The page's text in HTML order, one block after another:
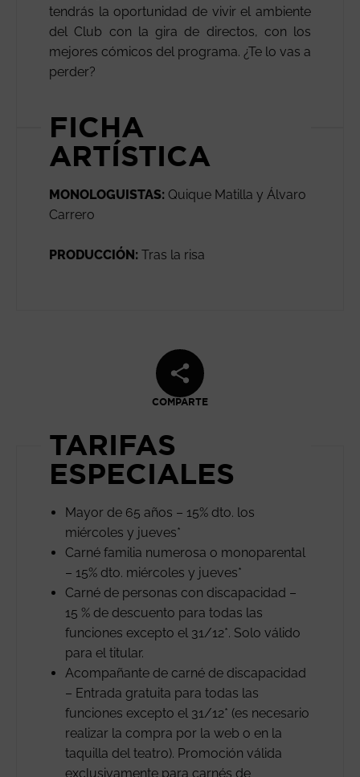
tendrás la oportunidad de vivir el ambiente
del Club con la gira de directos, con los
mejores cómicos del programa. ¿Te lo vas a
perder?
FICHA
ARTÍSTICA
MONOLOGUISTAS: Quique Matilla y Álvaro
Carrero
PRODUCCIÓN: Tras la risa
COMPARTE
TARIFAS
ESPECIALES
Mayor de 65 años – 15% dto. los
miércoles y jueves*
Carné familia numerosa o monoparental
– 15% dto. miércoles y jueves*
Carné de personas con discapacidad –
15 % de descuento para todas las
funciones excepto el 31/12*. Solo válido
para el titular.
Acompañante de carné de discapacidad
– Entrada gratuita para todas las
funciones excepto el 31/12* (es necesario
realizar la compra por la web o en la
taquilla del teatro). Promoción válida
exclusivamente para carnés de